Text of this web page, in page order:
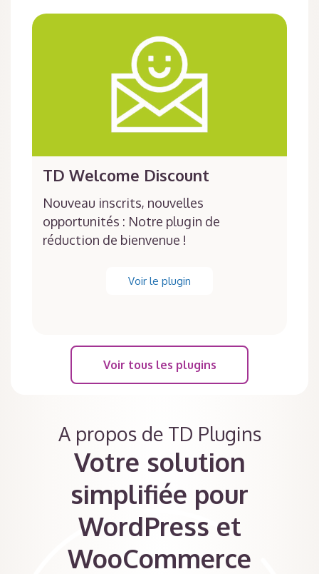
TD Welcome Discount
Nouveau inscrits, nouvelles
opportunités : Notre plugin de
réduction de bienvenue !
Voir le plugin
Voir tous les plugins
A propos de TD Plugins
Votre solution
simplifiée pour
WordPress et
WooCommerce